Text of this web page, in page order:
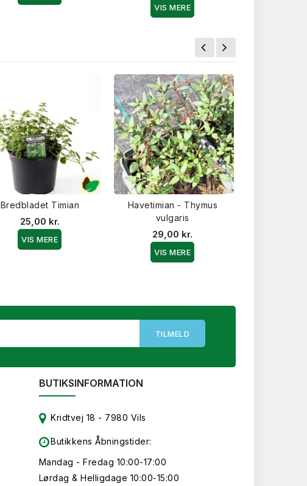
VIS MERE
Bredbladet Timian
25,00 kr.
VIS MERE
Havetimian - Thymus
vulgaris
29,00 kr.
VIS MERE
BUTIKSINFORMATION
Kridtvej 18 - 7980 Vils
Butikkens Åbningstider:
Mandag - Fredag 10:00-17:00
Lørdag & Helligdage 10:00-15:00